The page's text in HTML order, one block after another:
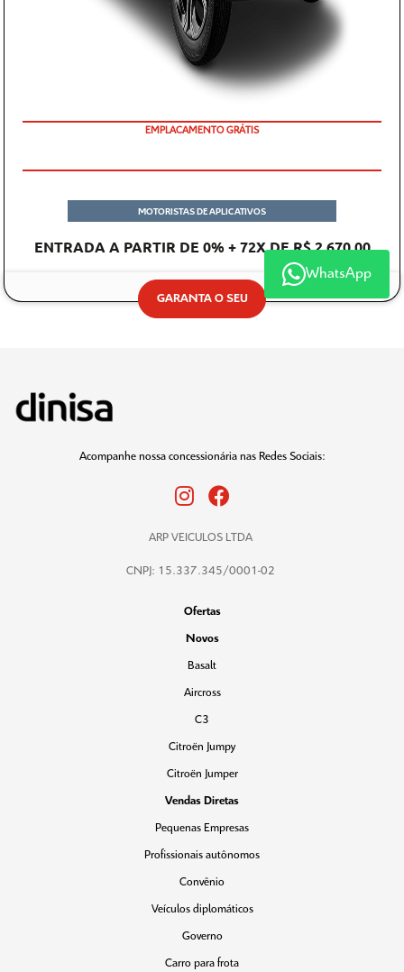
EMPLACAMENTO GRÁTIS
ENTRADA A PARTIR DE 0% + 72X DE R$ 2.670,00
MOTORISTAS DE APLICATIVOS
GARANTA O SEU
Acompanhe nossa concessionária nas Redes Sociais:
ARP VEICULOS LTDA
CNPJ: 15.337.345/0001-02
Ofertas
Novos
Basalt
Aircross
C3
Citroën Jumpy
Citroën Jumper
Vendas Diretas
Pequenas Empresas
Profissionais autônomos
Convênio
Veículos diplomáticos
Governo
Carro para frota
WhatsApp